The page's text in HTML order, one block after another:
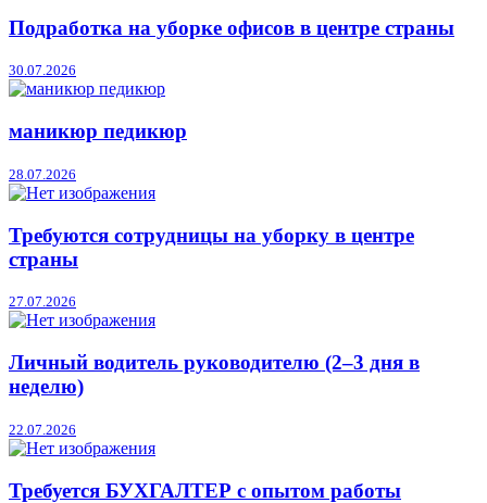
Подработка на уборке офисов в центре страны
30.07.2026
маникюр педикюр
28.07.2026
Требуются сотрудницы на уборку в центре
страны
27.07.2026
Личный водитель руководителю (2–3 дня в
неделю)
22.07.2026
Требуется БУХГАЛТЕР с опытом работы